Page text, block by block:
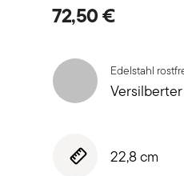
72,50 €
Edelstahl
22,8 cm